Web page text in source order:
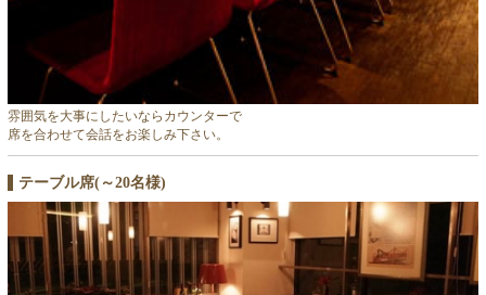
雰囲気を大事にしたいならカウンターで
席を合わせて会話をお楽しみ下さい。
テーブル席(～20名様)